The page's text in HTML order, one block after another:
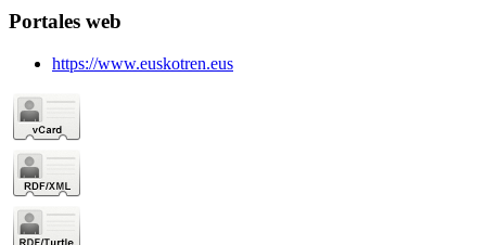
Portales web
https://www.euskotren.eus